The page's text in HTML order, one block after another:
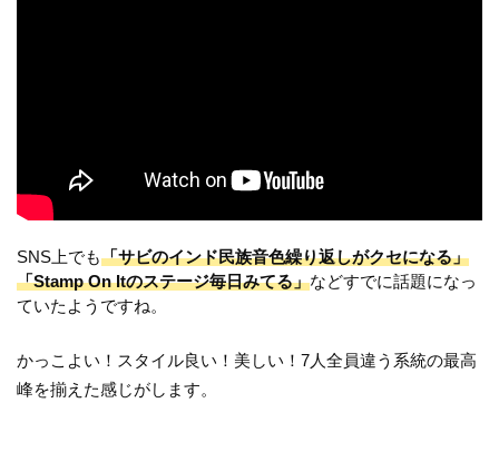
SNS上でも「サビのインド民族音色繰り返しがクセになる」
「Stamp On Itのステージ毎日みてる」などすでに話題になっ
ていたようですね。
かっこよい！スタイル良い！美しい！7人全員違う系統の最高
峰を揃えた感じがします。